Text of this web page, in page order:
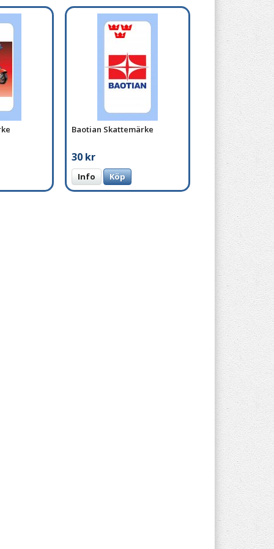
Baotian Skattemärke
30 kr
Info Köp